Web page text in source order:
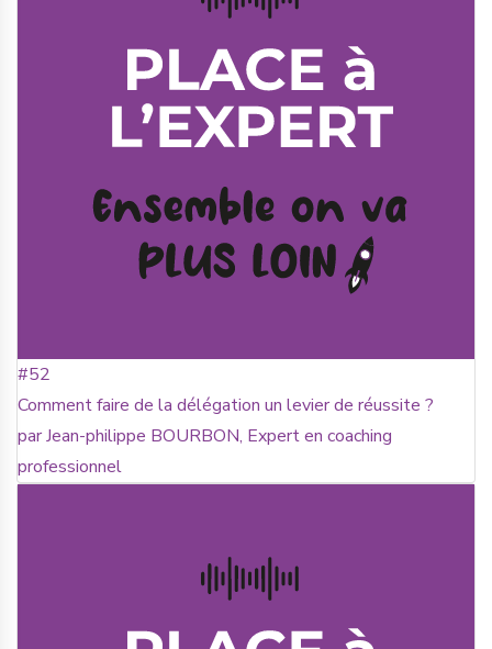
#52
Comment faire de la délégation un levier de réussite ?
par Jean-philippe BOURBON, Expert en coaching
professionnel